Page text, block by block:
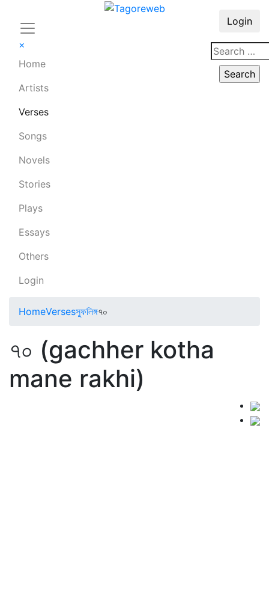
×
Home
Artists
Verses
Songs
Novels
Stories
Plays
Essays
Others
Login
Login
HomeVersesস্ফুলিঙ্গ৭০
৭০ (gachher kotha
mane rakhi)